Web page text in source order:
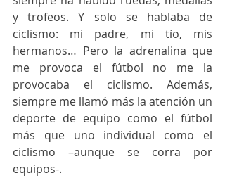
y trofeos. Y solo se hablaba de
ciclismo: mi padre, mi tío, mis
hermanos… Pero la adrenalina que
me provoca el fútbol no me la
provocaba el ciclismo. Además,
siempre me llamó más la atención un
deporte de equipo como el fútbol
más que uno individual como el
ciclismo –aunque se corra por
equipos-.